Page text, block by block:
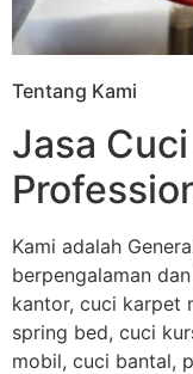
Tentang Kami
Jasa
Kami adalah
berpengalaman
kantor, cuci karpet
spring bed, cuci
mobil, cuci bantal,